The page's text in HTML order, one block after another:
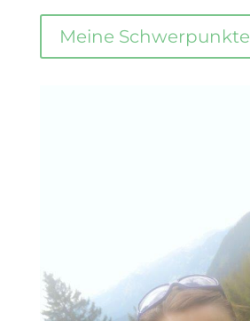
Meine Schwerpunkte